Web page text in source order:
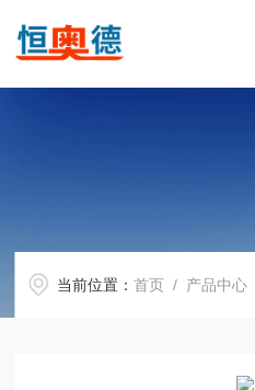
当前位置：首页 / 产品中心